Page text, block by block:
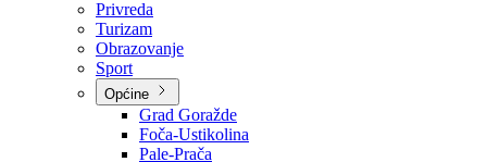
O kantonu
Simboli kantona (Grb, zastava)
Historija (digitalni muzej)
Privreda
Turizam
Obrazovanje
Općine